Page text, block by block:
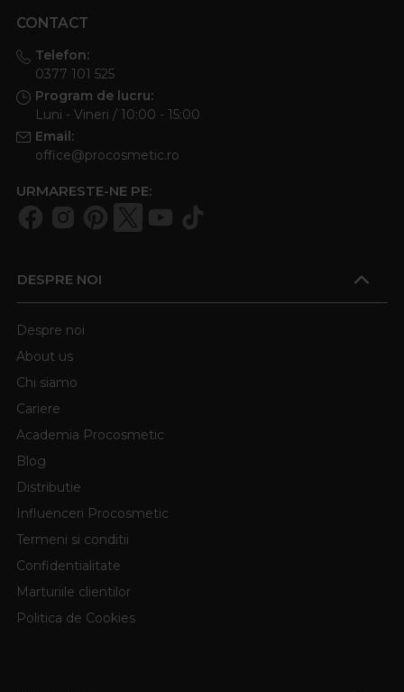
CONTACT
Telefon:
0377 101 525
Program de lucru:
Luni - Vineri / 10:00 - 15:00
Email:
office@procosmetic.ro
URMARESTE-NE PE:
DESPRE NOI
Despre noi
About us
Chi siamo
Cariere
Academia Procosmetic
Blog
Distributie
Influenceri Procosmetic
Termeni si conditii
Confidentialitate
Marturiile clientilor
Politica de Cookies